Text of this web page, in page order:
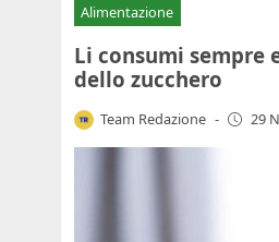
Alimentazione
Li consumi sempre
dello zucchero
Team Redazione - 29